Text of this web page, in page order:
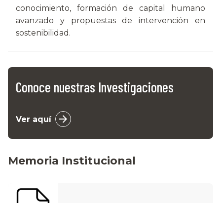
conocimiento, formación de capital humano
avanzado y propuestas de intervención en
sostenibilidad.
Conoce nuestras Investigaciones
Ver aquí
Memoria Institucional